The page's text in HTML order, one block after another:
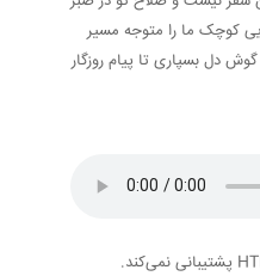
کوچک ما را متوجه مسیر
دل بسپاری تا پیام روزگار